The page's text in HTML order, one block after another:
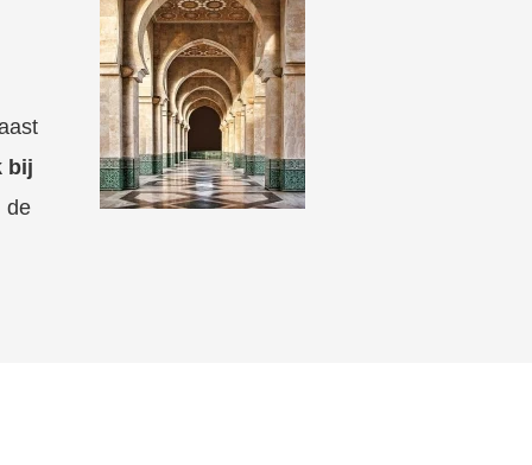
bij
de